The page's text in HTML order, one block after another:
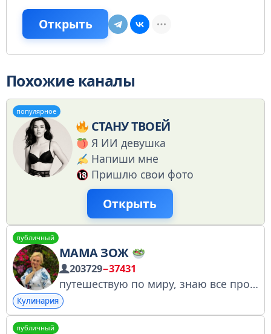
Открыть
Похожие каналы
популярное
СТАНУ ТВОЕЙ
Я ИИ девушка
Напиши мне
Пришлю свои фото
Открыть
публичный
МАМА ЗОЖ
203729−37431
путешествую по миру, знаю все про ЗОЖ, а еще вкусно готовлю
Кулинария
публичный